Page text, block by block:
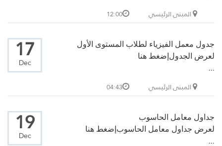
المبنى الرئيسي 12:00
17
Dec
جدول معمل الفيزياء لطلاب المستوى الأول
لعرض الجدولإضغط هنا
...
المبنى الرئيسي 04:43
19
Dec
جداول معامل الحاسوب
لعرض جداول معامل الحاسوبإضغط هنا
...